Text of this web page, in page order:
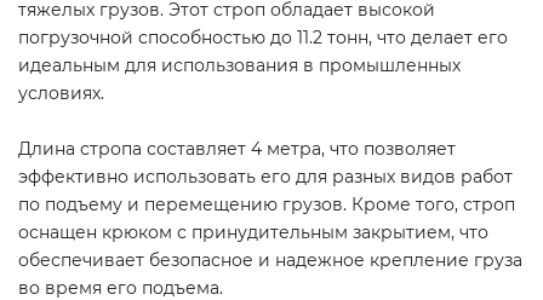
тяжелых грузов. Этот строп обладает высокой
погрузочной способностью до 11.2 тонн, что делает его
идеальным для использования в промышленных
условиях.
Длина стропа составляет 4 метра, что позволяет
эффективно использовать его для разных видов работ
по подъему и перемещению грузов. Кроме того, строп
оснащен крюком с принудительным закрытием, что
обеспечивает безопасное и надежное крепление груза
во время его подъема.